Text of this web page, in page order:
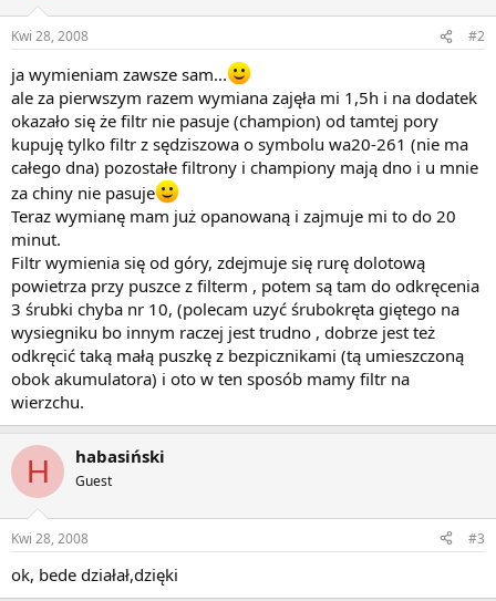
Kwi 28, 2008 #2
ja wymieniam zawsze sam...
ale za pierwszym razem wymiana zajęła mi 1,5h i na dodatek
okazało się że filtr nie pasuje (champion) od tamtej pory
kupuję tylko filtr z sędziszowa o symbolu wa20-261 (nie ma
całego dna) pozostałe filtrony i championy mają dno i u mnie
za chiny nie pasuje
Teraz wymianę mam już opanowaną i zajmuje mi to do 20
minut.
Filtr wymienia się od góry, zdejmuje się rurę dolotową
powietrza przy puszce z filterm , potem są tam do odkręcenia
3 śrubki chyba nr 10, (polecam uzyć śrubokręta giętego na
wysiegniku bo innym raczej jest trudno , dobrze jest też
odkręcić taką małą puszkę z bezpicznikami (tą umieszczoną
obok akumulatora) i oto w ten sposób mamy filtr na
wierzchu.
H habasiński
Guest
Kwi 28, 2008 #3
ok, bede działał,dzięki